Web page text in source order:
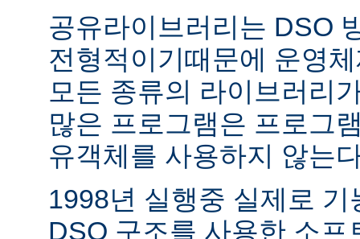
공유라이브러리는 DSO
전형적이기때문에 운영
모든 종류의 라이브러리
많은 프로그램은 프로그
유객체를 사용하지 않는
1998년 실행중 실제로
DSO 구조를 사용한 소